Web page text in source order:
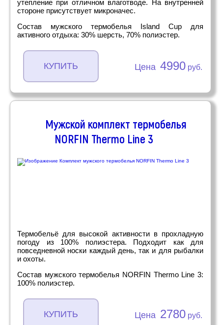
утепление при отличном влаготводе. На внутренней
стороне присутствует микроначес.
Состав мужского термобелья Island Cup для
активного отдыха: 30% шерсть, 70% полиэстер.
КУПИТЬ Цена 4990 руб.
Мужской комплект термобелья
NORFIN Thermo Line 3
Термобельё для высокой активности в прохладную
погоду из 100% полиэстера. Подходит как для
повседневной носки каждый день, так и для рыбалки
и охоты.
Состав мужского термобелья NORFIN Thermo Line 3:
100% полиэстер.
КУПИТЬ Цена 2780 руб.